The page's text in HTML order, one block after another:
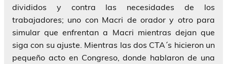
divididos y contra las necesidades de los
trabajadores; uno con Macri de orador y otro para
simular que enfrentan a Macri mientras dejan que
siga con su ajuste. Mientras las dos CTA´s hicieron un
pequeño acto en Congreso, donde hablaron de una